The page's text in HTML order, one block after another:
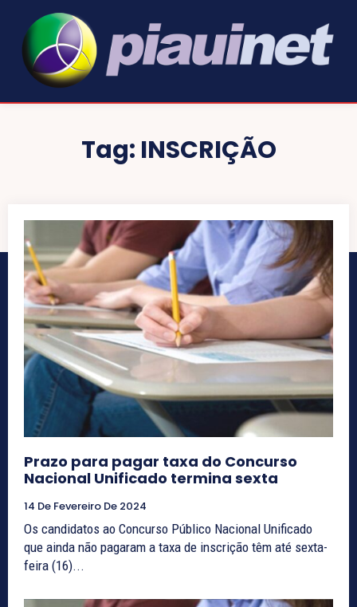
Tag: INSCRIÇÃO
Prazo para pagar taxa do Concurso
Nacional Unificado termina sexta
14 De Fevereiro De 2024
Os candidatos ao Concurso Público Nacional Unificado
que ainda não pagaram a taxa de inscrição têm até sexta-
feira (16)...